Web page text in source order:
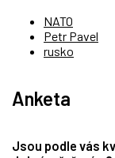
NATO
Petr Pavel
rusko
Anketa
Jsou podle vás